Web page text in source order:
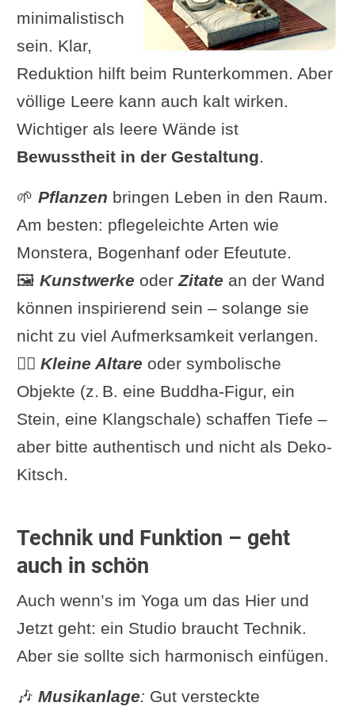
minimalistisch
sein. Klar,
Reduktion hilft beim Runterkommen. Aber
völlige Leere kann auch kalt wirken.
Wichtiger als leere Wände ist
Bewusstheit in der Gestaltung.
🌱 Pflanzen bringen Leben in den Raum.
Am besten: pflegeleichte Arten wie
Monstera, Bogenhanf oder Efeutute.
🖼 Kunstwerke oderZitate an der Wand
können inspirierend sein – solange sie
nicht zu viel Aufmerksamkeit verlangen.
🧘‍♀️ Kleine Altare oder symbolische
Objekte (z. B. eine Buddha-Figur, ein
Stein, eine Klangschale) schaffen Tiefe –
aber bitte authentisch und nicht als Deko-
Kitsch.
Technik und Funktion – geht
auch in schön
Auch wenn’s im Yoga um das Hier und
Jetzt geht: ein Studio braucht Technik.
Aber sie sollte sich harmonisch einfügen.
🎶 Musikanlage: Gut versteckte